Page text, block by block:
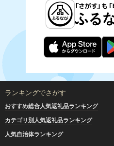
ランキングでさがす
おすすめ総合人気返礼品ランキング
カテゴリ別人気返礼品ランキング
人気自治体ランキング